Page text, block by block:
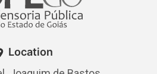
Location